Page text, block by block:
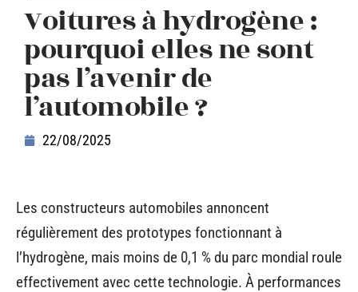
Voitures à hydrogène :
pourquoi elles ne sont
pas l’avenir de
l’automobile ?
22/08/2025
Les constructeurs automobiles annoncent
régulièrement des prototypes fonctionnant à
l’hydrogène, mais moins de 0,1 % du parc mondial roule
effectivement avec cette technologie. À performances